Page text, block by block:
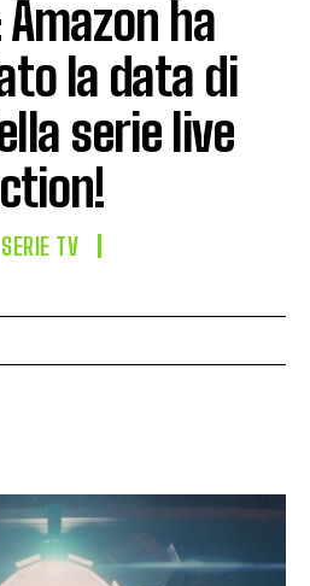
ha
la data di
serie live
SERIE TV